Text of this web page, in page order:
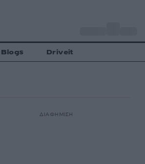
Blogs Driveit
ΔΙΑΦΗΜΙΣΗ